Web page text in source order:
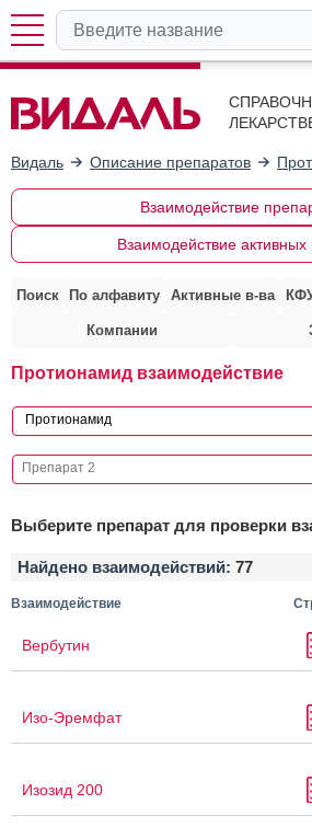
Видаль Описание препаратов
Взаимодействие
Взаимодействие активных
Поиск По алфавиту Активные в-ва
Компании
Протионамид взаимодействие
Выберите препарат для проверки
Найдено взаимодействий: 77
Взаимодействие
Вербутин
Изо-Эремфат
Изозид 200